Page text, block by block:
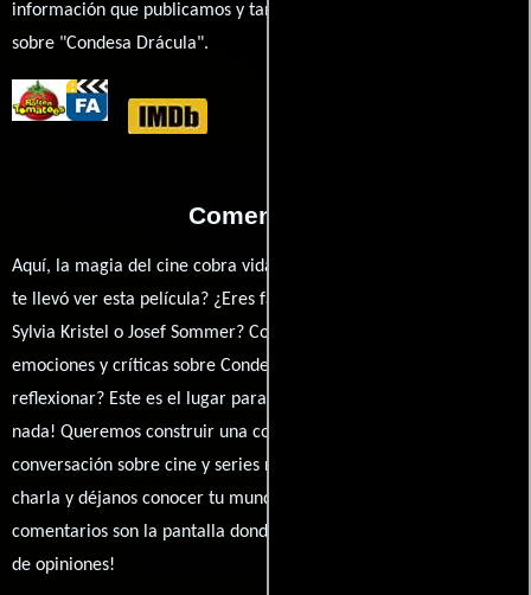
información que publicamos y también ampliar tu conocimiento
sobre "Condesa Drácula".
Comentarios
Aquí, la magia del cine cobra vida a través de tus opiniones. ¿Qué
te llevó ver esta película? ¿Eres fan de Christopher Coppola,
Sylvia Kristel o Josef Sommer? Comparte tus pensamientos,
emociones y críticas sobre Condesa Drácula. ¿Te hizo reír, llorar o
reflexionar? Este es el lugar para expresarlo. ¡No te guardes
nada! Queremos construir una comunidad apasionada donde la
conversación sobre cine y series nunca se detenga. Únete a la
charla y déjanos conocer tu mundo cinematográfico. ¡Los
comentarios son la pantalla donde se proyecta nuestra diversidad
de opiniones!